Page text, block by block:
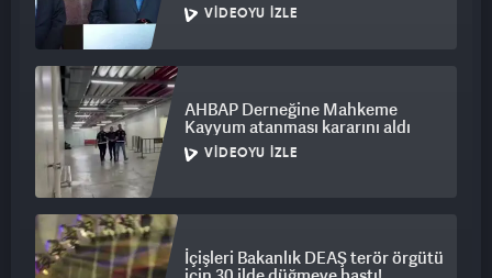
VIDEOYU İZLE
AHBAP Derneğine Mahkeme
Kayyum atanması kararını aldı
VIDEOYU İZLE
İçişleri Bakanlık DEAŞ terör örgütü